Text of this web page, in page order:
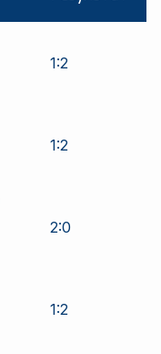
1:2
1:2
2:0
1:2